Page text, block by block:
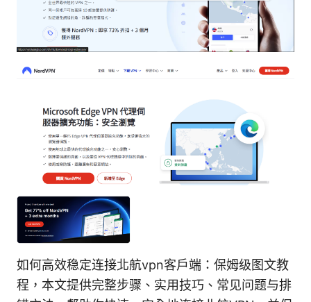
如何高效稳定连接北航vpn客户端：保姆级图文教
程，本文提供完整步骤、实用技巧、常见问题与排